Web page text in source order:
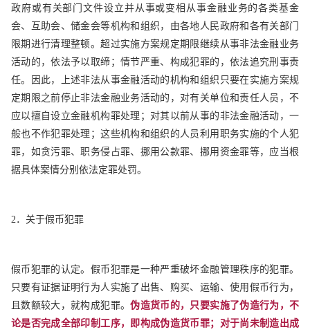
政府或有关部门文件设立并从事或变相从事金融业务的各类基金
会、互助会、储金会等机构和组织，由各地人民政府和各有关部门
限期进行清理整顿。超过实施方案规定期限继续从事非法金融业务
活动的，依法予以取缔；情节严重、构成犯罪的，依法追究刑事责
任。因此，上述非法从事金融活动的机构和组织只要在实施方案规
定期限之前停止非法金融业务活动的，对有关单位和责任人员，不
应以擅自设立金融机构罪处理；对其以前从事的非法金融活动，一
般也不作犯罪处理；这些机构和组织的人员利用职务实施的个人犯
罪，如贪污罪、职务侵占罪、挪用公款罪、挪用资金罪等，应当根
据具体案情分别依法定罪处罚。
2．关于假币犯罪
假币犯罪的认定。假币犯罪是一种严重破坏金融管理秩序的犯罪。
只要有证据证明行为人实施了出售、购买、运输、使用假币行为，
且数额较大，就构成犯罪。伪造货币的，只要实施了伪造行为，不
论是否完成全部印制工序，即构成伪造货币罪；对于尚未制造出成